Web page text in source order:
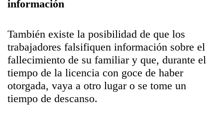
información
También existe la posibilidad de que los
trabajadores falsifiquen información sobre el
fallecimiento de su familiar y que, durante el
tiempo de la licencia con goce de haber
otorgada, vaya a otro lugar o se tome un
tiempo de descanso.